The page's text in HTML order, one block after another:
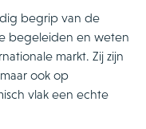
begrip van de
begeleiden en weten
markt. Zij zijn
ook op
vlak een echte